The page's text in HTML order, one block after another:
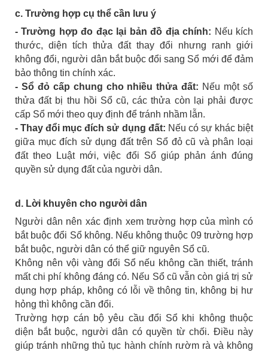
c. Trường hợp cụ thể cần lưu ý
- Trường hợp đo đạc lại bản đồ địa chính: Nếu kích
thước, diện tích thửa đất thay đổi nhưng ranh giới
không đổi, người dân bắt buộc đổi sang Sổ mới để đảm
bảo thông tin chính xác.
- Sổ đỏ cấp chung cho nhiều thửa đất: Nếu một số
thửa đất bị thu hồi Sổ cũ, các thửa còn lại phải được
cấp Sổ mới theo quy định để tránh nhầm lẫn.
- Thay đổi mục đích sử dụng đất: Nếu có sự khác biệt
giữa mục đích sử dụng đất trên Sổ đỏ cũ và phân loại
đất theo Luật mới, việc đổi Sổ giúp phản ánh đúng
quyền sử dụng đất của người dân.
d. Lời khuyên cho người dân
Người dân nên xác định xem trường hợp của mình có
bắt buộc đổi Sổ không. Nếu không thuộc 09 trường hợp
bắt buộc, người dân có thể giữ nguyên Sổ cũ.
Không nên vội vàng đổi Sổ nếu không cần thiết, tránh
mất chi phí không đáng có. Nếu Sổ cũ vẫn còn giá trị sử
dụng hợp pháp, không có lỗi về thông tin, không bị hư
hỏng thì không cần đổi.
Trường hợp cán bộ yêu cầu đổi Sổ khi không thuộc
diện bắt buộc, người dân có quyền từ chối. Điều này
giúp tránh những thủ tục hành chính rườm rà và không